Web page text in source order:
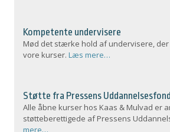
Kompetente undervisere
Mød det stærke hold af undervisere,
vore kurser.Læs mere…
Støtte fra Pressens Uddannelsesfond
Alle åbne kurser hos Kaas & Mulvad er
støtteberettigede af Pressens
mere…